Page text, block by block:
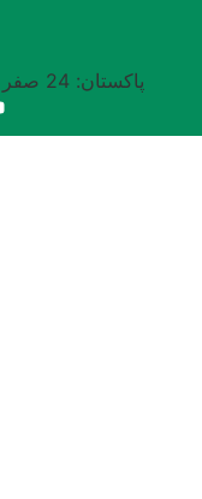
پاکستان: 24 صفر 1448